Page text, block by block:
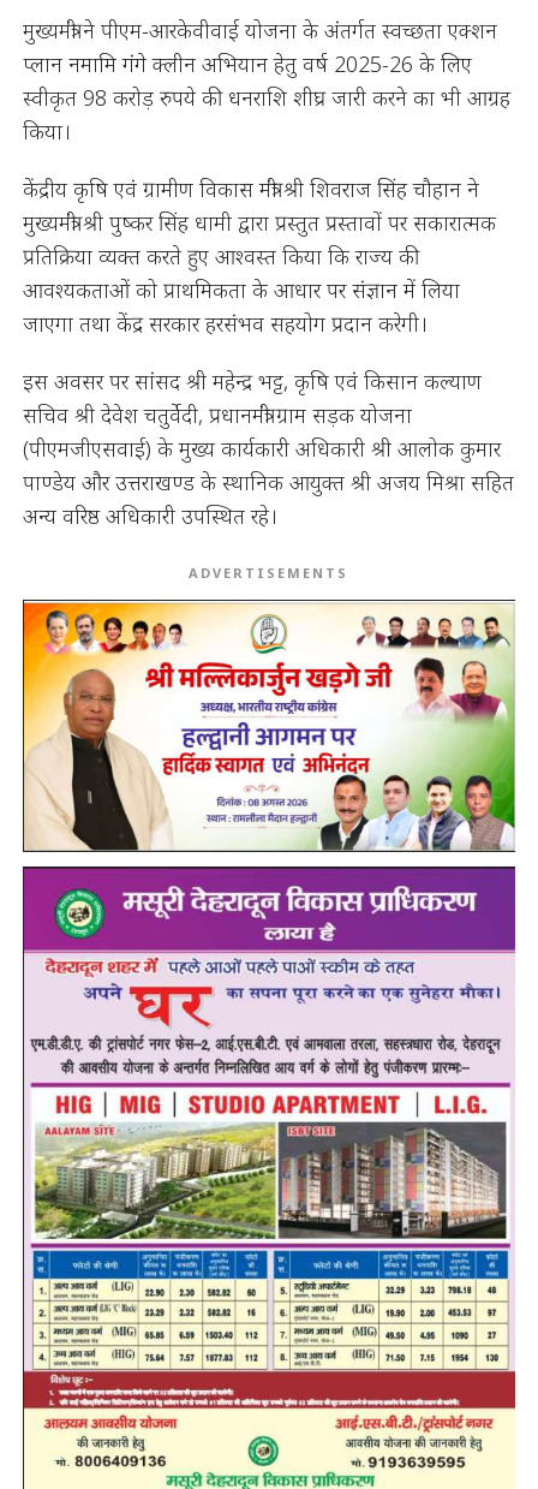
मुख्यमंत्री ने पीएम-आरकेवीवाई योजना के अंतर्गत स्वच्छता एक्शन
प्लान नमामि गंगे क्लीन अभियान हेतु वर्ष 2025-26 के लिए
स्वीकृत 98 करोड़ रुपये की धनराशि शीघ्र जारी करने का भी आग्रह
किया।
केंद्रीय कृषि एवं ग्रामीण विकास मंत्री श्री शिवराज सिंह चौहान ने
मुख्यमंत्री श्री पुष्कर सिंह धामी द्वारा प्रस्तुत प्रस्तावों पर सकारात्मक
प्रतिक्रिया व्यक्त करते हुए आश्वस्त किया कि राज्य की
आवश्यकताओं को प्राथमिकता के आधार पर संज्ञान में लिया
जाएगा तथा केंद्र सरकार हरसंभव सहयोग प्रदान करेगी।
इस अवसर पर सांसद श्री महेन्द्र भट्ट, कृषि एवं किसान कल्याण
सचिव श्री देवेश चतुर्वेदी, प्रधानमंत्री ग्राम सड़क योजना
(पीएमजीएसवाई) के मुख्य कार्यकारी अधिकारी श्री आलोक कुमार
पाण्डेय और उत्तराखण्ड के स्थानिक आयुक्त श्री अजय मिश्रा सहित
अन्य वरिष्ठ अधिकारी उपस्थित रहे।
ADVERTISEMENTS